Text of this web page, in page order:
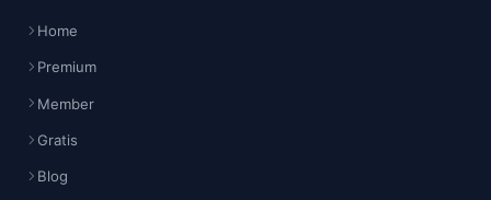
Home
Premium
Member
Gratis
Blog